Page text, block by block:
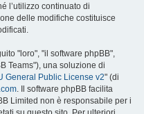
l’utilizzo continuato di
delle modifiche costituisce
"loro", "il software phpBB",
Teams"), una soluzione di
General Public License v2" (di
. Il software phpBB facilita
Limited non è responsabile per i